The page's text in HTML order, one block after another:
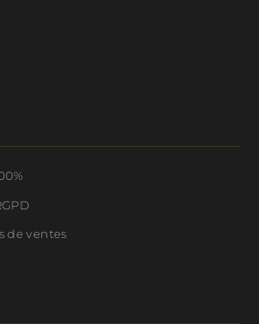
de ventes